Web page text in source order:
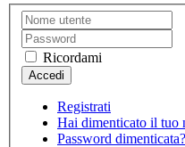
Ricordami
Registrati
Hai dimenticato il tuo
Password dimenticata?